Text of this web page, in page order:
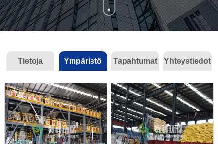
Tietoja Ympäristö Tapahtumat Yhteystiedot